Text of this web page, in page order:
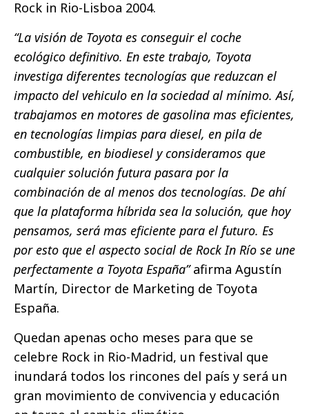
Rock in Rio-Lisboa 2004.
“La visión de Toyota es conseguir el coche
ecológico definitivo. En este trabajo, Toyota
investiga diferentes tecnologías que reduzcan el
impacto del vehiculo en la sociedad al mínimo. Así,
trabajamos en motores de gasolina mas eficientes,
en tecnologías limpias para diesel, en pila de
combustible, en biodiesel y consideramos que
cualquier solución futura pasara por la
combinación de al menos dos tecnologías. De ahí
que la plataforma híbrida sea la solución, que hoy
pensamos, será mas eficiente para el futuro. Es
por esto que el aspecto social de Rock In Río se une
perfectamente a Toyota España”afirma Agustín
Martín, Director de Marketing de Toyota
España.
Quedan apenas ocho meses para que se
celebre Rock in Rio-Madrid, un festival que
inundará todos los rincones del país y será un
gran movimiento de convivencia y educación